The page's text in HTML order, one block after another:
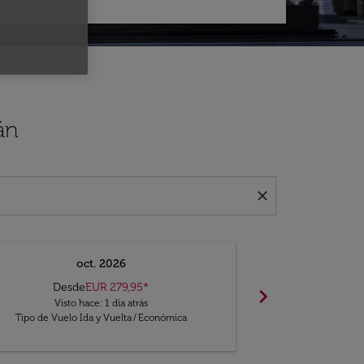
close
oct. 2026
DesdeEUR 279,95*
Visto hace: 1 día atrás
Tipo de Vuelo Ida y Vuelta/Económica
chevron_right